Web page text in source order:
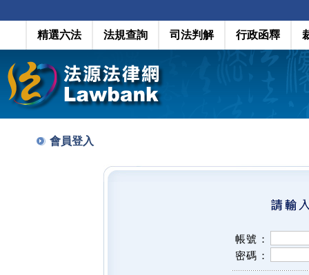
精選六法 法規查詢 司法判解 行政函釋
會員登入
帳號：
密碼：